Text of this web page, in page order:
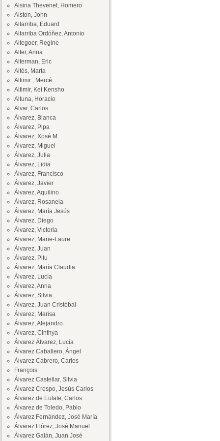
Alsina Thevenet, Homero
Alston, John
Altarriba, Eduard
Altarriba Ordóñez, Antonio
Altegoer, Regine
Alter, Anna
Alterman, Eric
Altés, Marta
Altimir , Mercé
Altimir, Kei Kensho
Altuna, Horacio
Alvar, Carlos
Álvarez, Blanca
Álvarez, Pipa
Álvarez, Xosé M.
Álvarez, Miguel
Álvarez, Julia
Álvarez, Lidia
Álvarez, Francisco
Álvarez, Javier
Álvarez, Aquilino
Álvarez, Rosanela
Álvarez, María Jesús
Álvarez, Diego
Álvarez, Victoria
Alvarez, Marie-Laure
Álvarez, Juan
Álvarez, Pitu
Álvarez, María Claudia
Álvarez, Lucía
Álvarez, Anna
Álvarez, Silvia
Álvarez, Juan Cristóbal
Álvarez, Marisa
Álvarez, Alejandro
Álvarez, Cinthya
Álvarez Álvarez, Lucía
Álvarez Caballero, Ángel
Álvarez Cabrero, Carlos
François
Álvarez Castellar, Silvia
Álvarez Crespo, Jesús Carlos
Álvarez de Eulate, Carlos
Álvarez de Toledo, Pablo
Álvarez Fernández, José María
Álvarez Flórez, José Manuel
Álvarez Galán, Juan José